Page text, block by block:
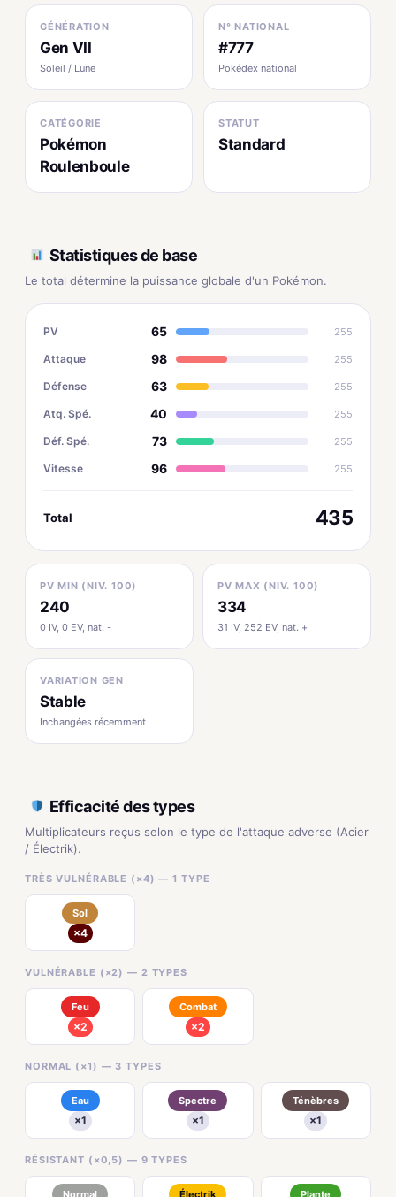
GÉNÉRATION
Gen VII
Soleil / Lune
N° NATIONAL
#777
Pokédex national
CATÉGORIE
Pokémon
Roulenboule
STATUT
Standard
Statistiques de base
Le total détermine la puissance globale d'un Pokémon.
PV 65 255
Attaque 98 255
Défense 63 255
Atq. Spé. 40 255
Déf. Spé. 73 255
Vitesse 96 255
Total 435
PV MIN (NIV. 100)
240
0 IV, 0 EV, nat. -
PV MAX (NIV. 100)
334
31 IV, 252 EV, nat. +
VARIATION GEN
Stable
Inchangées récemment
Efficacité des types
Multiplicateurs reçus selon le type de l'attaque adverse (Acier
/ Électrik).
TRÈS VULNÉRABLE (×4) — 1 TYPE
Sol
×4
VULNÉRABLE (×2) — 2 TYPES
Feu
×2
Combat
×2
NORMAL (×1) — 3 TYPES
Eau
×1
Spectre
×1
Ténèbres
×1
RÉSISTANT (×0,5) — 9 TYPES
Normal Électrik Plante